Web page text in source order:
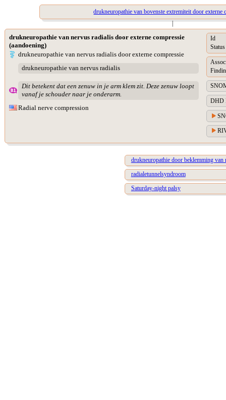
drukneuropathie van bovenste extremiteit door externe
|
drukneuropathie van nervus radialis door externe compressie
(aandoening)
drukneuropathie van nervus radialis door externe compressie
drukneuropathie van nervus radialis
Dit betekent dat een zenuw in je arm klem zit. Deze zenuw loopt
vanaf je schouder naar je onderarm.
Radial nerve compression
Id
Status
DHD
drukneuropathie door beklemming van
radialetunnelsyndroom
Saturday-night palsy